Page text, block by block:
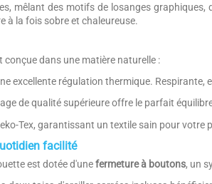
mêlant des motifs de losanges
à la fois sobre et chaleureuse.
conçue dans une matière naturelle :
excellente régulation thermique.
de qualité supérieure offre le parfait
Tex, garantissant un textile sain pour votre
facilité
est dotée d'unefermeture à boutons, un